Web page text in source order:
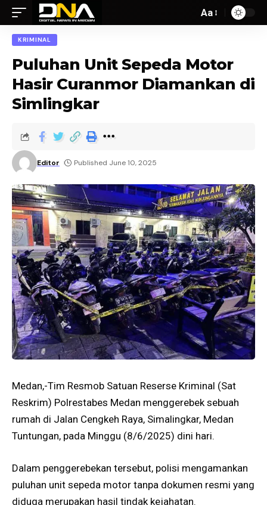
Aa
KRIMINAL
Puluhan Unit Sepeda Motor
Hasir Curanmor Diamankan di
Simlingkar
Editor Published June 10, 2025
Medan,-Tim Resmob Satuan Reserse Kriminal (Sat
Reskrim) Polrestabes Medan menggerebek sebuah
rumah di Jalan Cengkeh Raya, Simalingkar, Medan
Tuntungan, pada Minggu (8/6/2025) dini hari.
Dalam penggerebekan tersebut, polisi mengamankan
puluhan unit sepeda motor tanpa dokumen resmi yang
diduga merupakan hasil tindak kejahatan.